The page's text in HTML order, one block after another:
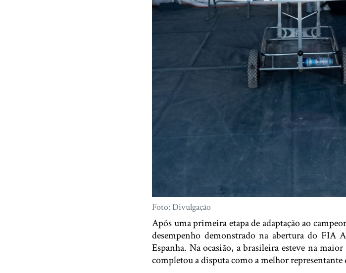
Foto: Divulgação
Após uma primeira etapa de adaptação ao
desempenho demonstrado na abertura do FIA
Espanha. Na ocasião, a brasileira esteve na
completou a disputa como a melhor representante